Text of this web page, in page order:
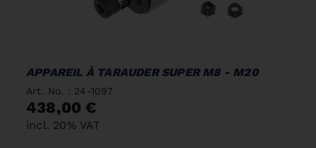
APPAREIL À TARAUDER SUPER M8 - M20
Art. No. : 24-1097
438,00 €
incl. 20% VAT